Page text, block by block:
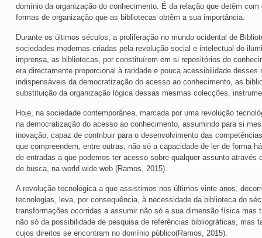
domínio da organização do conhecimento. É da relação que detêm
formas de organização que as bibliotecas obtêm a sua importância.
Durante os últimos séculos, a proliferação no mundo ocidental de
sociedades modernas criadas pela revolução social e intelectual do
imprensa, as bibliotecas, por constituírem em si repositórios do
era directamente proporcional à raridade e pouca acessibilidade
indispensáveis da democratização do acesso ao conhecimento, as
substituição da organização lógica dessas mesmas colecções,
Hoje, na sociedade contemporânea, marcada por uma revolução
na democratização do acesso ao conhecimento, assumindo para si
inovação, capaz de contribuir para o desenvolvimento das
que compreendem, entre outras, não só a capacidade de ler de forma
de entradas a que podemos ter acesso sobre qualquer assunto através
de busca, na world wide web (Ramos, 2015).
A revolução tecnológica a que assistimos nos últimos vinte anos,
tecnologias, leva, por consequência, à necessidade da biblioteca do
transformações ocorridas a assumir não só a sua dimensão física mas
não só da possibilidade de pesquisa de referências bibliográficas, mas
cujos direitos se encontram no domínio público(Ramos, 2015).